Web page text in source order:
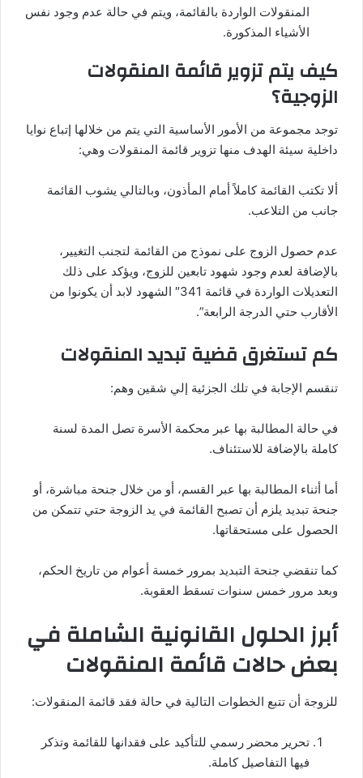
المنقولات الواردة بالقائمة، ويتم في حالة عدم وجود نفس
الأشياء المذكورة.
كيف يتم تزوير قائمة المنقولات
الزوجية؟
توجد مجموعة من الأمور الأساسية التي يتم من خلالها إتباع نوايا
داخلية سيئة الهدف منها تزوير قائمة المنقولات وهي:
ألا تكتب القائمة كاملاً أمام المأذون، وبالتالي يشوب القائمة
جانب من التلاعب.
عدم حصول الزوج على نموذج من القائمة لتجنب التغيير،
بالإضافة لعدم وجود شهود تابعين للزوج، ويؤكد على ذلك
التعديلات الواردة في قائمة 341″ الشهود لابد أن يكونوا من
الأقارب حتي الدرجة الرابعة”.
كم تستغرق قضية تبديد المنقولات
تنقسم الإجابة في تلك الجزئية إلي شقين وهم:
في حالة المطالبة بها عبر محكمة الأسرة تصل المدة لسنة
كاملة بالإضافة للاستئناف.
أما أثناء المطالبة بها عبر القسم، أو من خلال جنحة مباشرة، أو
جنحة تبديد يلزم أن تصبح القائمة في يد الزوجة حتي تتمكن من
الحصول على مستحقاتها.
كما تنقضي جنحة التبديد بمرور خمسة أعوام من تاريخ الحكم،
وبعد مرور خمس سنوات تسقط العقوبة.
أبرز الحلول القانونية الشاملة في
بعض حالات قائمة المنقولات
للزوجة أن تتبع الخطوات التالية في حالة فقد قائمة المنقولات:
تحرير محضر رسمي للتأكيد على فقدانها للقائمة وتذكر
فيها التفاصيل كاملة.